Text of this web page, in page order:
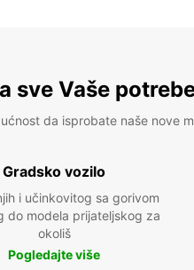
sve Vaše
da isprobate naše nove
Gradsko vozilo
i učinkovitog sa gorivom
do modela prijateljskog za
okoliš
Pogledajte više